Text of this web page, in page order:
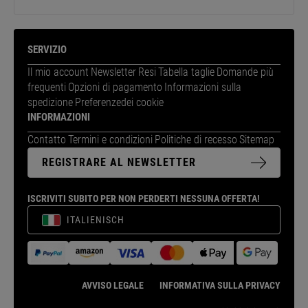
SERVIZIO
Il mio account Newsletter Resi Tabella taglie Domande più
frequenti Opzioni di pagamento Informazioni sulla
spedizione Preferenzedei cookie
INFORMAZIONI
Contatto Termini e condizioni Politiche di recesso Sitemap
REGISTRARE AL NEWSLETTER
ISCRIVITI SUBITO PER NON PERDERTI NESSUNA OFFERTA!
ITALIENISCH
AVVISO LEGALE INFORMATIVA SULLA PRIVACY